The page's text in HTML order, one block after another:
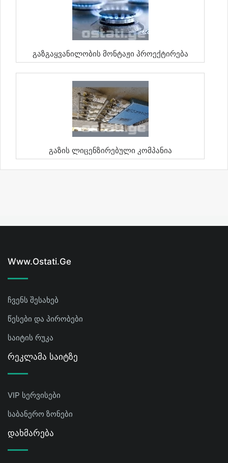
Გაზგაყვანილობის Მონტაჟი Პროექტირება
Გაზის Ლიცენზირებული Კომპანია
Www.ostati.ge
ჩვენს შესახებ
წესები და პირობები
საიტის რუკა
Რეკლამა Საიტზე
VIP სერვისები
საბანერო ზონები
Დახმარება